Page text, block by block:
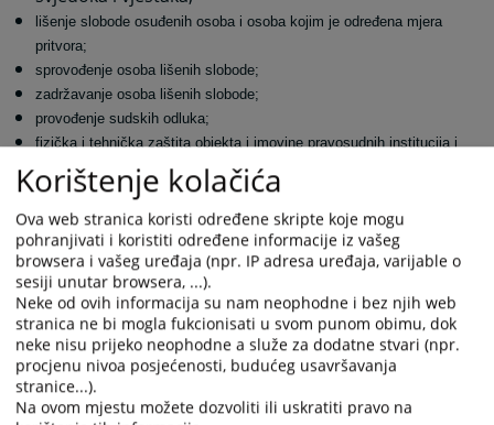
lišenje slobode osuđenih osoba i osoba kojim je određena mjera
pritvora;
sprovođenje osoba lišenih slobode;
zadržavanje osoba lišenih slobode;
provođenje sudskih odluka;
fizička i tehnička zaštita objekta i imovine pravosudnih institucija i
Sudske policije;
održavanje reda u sudnicama i drugim prostorijama ili prostorima
kojim se osigurava uspješnost vođenja odgovarajućeg postupka;
fizička i tehnička zaštita nosilaca pravosudnih funkcija, njihove
imovine i članova uže porodice;
zaštita svjedoka;
izvršavanje drugih naloga pravosudnih institucija kojima se
osigurava uspješno vođenje odgovarajućeg postupka.
Sudska policija u Federaciji BiH naprijed navedene
poslove izvršava za:
Korištenje kolačića
Ova web stranica koristi određene skripte koje mogu
pohranjivati i koristiti određene informacije iz vašeg
browsera i vašeg uređaja (npr. IP adresa uređaja, varijable o
sesiji unutar browsera, ...).
Neke od ovih informacija su nam neophodne i bez njih web
stranica ne bi mogla fukcionisati u svom punom obimu, dok
neke nisu prijeko neophodne a služe za dodatne stvari (npr.
procjenu nivoa posjećenosti, budućeg usavršavanja
stranice...).
Na ovom mjestu možete dozvoliti ili uskratiti pravo na